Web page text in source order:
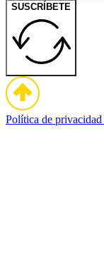
SUSCRÍBETE
Política de privacidad